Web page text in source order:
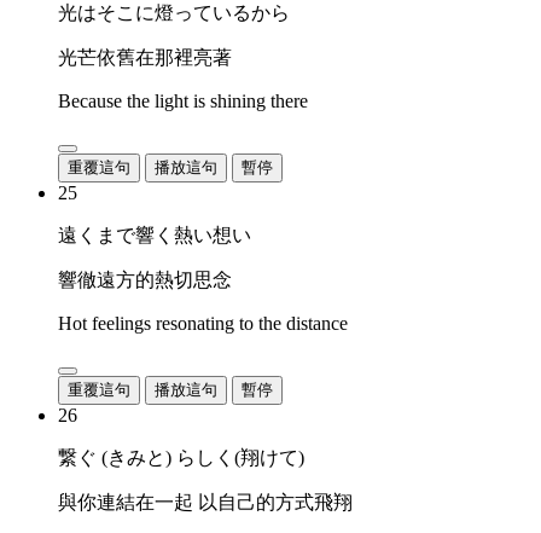
光はそこに燈っているから
光芒依舊在那裡亮著
Because the light is shining there
重覆這句 播放這句 暫停
25
遠くまで響く熱い想い
響徹遠方的熱切思念
Hot feelings resonating to the distance
重覆這句 播放這句 暫停
26
繋ぐ (きみと) らしく(翔けて)
與你連結在一起 以自己的方式飛翔